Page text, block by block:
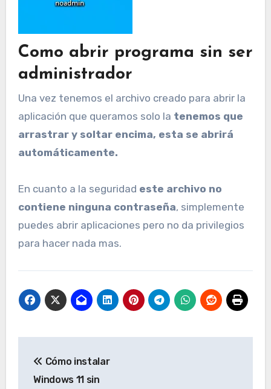
Como abrir programa sin ser
administrador
Una vez tenemos el archivo creado para abrir la
aplicación que queramos solo la tenemos que
arrastrar y soltar encima, esta se abrirá
automáticamente.
En cuanto a la seguridad este archivo no
contiene ninguna contraseña, simplemente
puedes abrir aplicaciones pero no da privilegios
para hacer nada mas.
de
Cómo instalar
Windows 11 sin